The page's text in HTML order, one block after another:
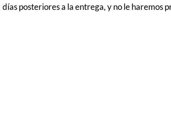
días posteriores a la entrega, y no le haremos